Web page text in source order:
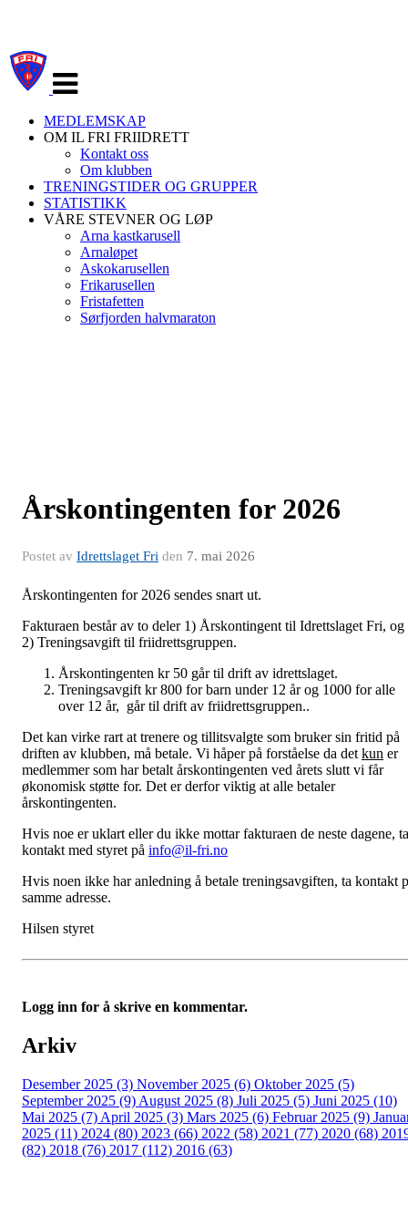
navigasjon
MEDLEMSKAP
OM IL FRI FRIIDRETT
Kontakt oss
Om klubben
TRENINGSTIDER OG GRUPPER
STATISTIKK
VÅRE STEVNER OG LØP
Arna kastkarusell
Arnaløpet
Askokarusellen
Frikarusellen
Fristafetten
Sørfjorden halvmaraton
Årskontingenten for 2026
Postet av Idrettslaget Fri den 7. mai 2026
Årskontingenten for 2026 sendes snart ut.
Fakturaen består av to deler 1) Årskontingent til Idrettslaget Fri, og
2) Treningsavgift til friidrettsgruppen.
Årskontingenten kr 50 går til drift av idrettslaget.
Treningsavgift kr 800 for barn under 12 år og 1000 for alle
over 12 år, går til drift av friidrettsgruppen..
Det kan virke rart at trenere og tillitsvalgte som bruker sin fritid på
driften av klubben, må betale. Vi håper på forståelse da det kun er
medlemmer som har betalt årskontingenten ved årets slutt vi får
økonomisk støtte for. Det er derfor viktig at alle betaler
årskontingenten.
Hvis noe er uklart eller du ikke mottar fakturaen de neste dagene, ta
kontakt med styret på info@il-fri.no
Hvis noen ikke har anledning å betale treningsavgiften, ta kontakt
samme adresse.
Hilsen styret
Logg inn for å skrive en kommentar.
Arkiv
Desember 2025 (3) November 2025 (6) Oktober 2025 (5)
September 2025 (9) August 2025 (8) Juli 2025 (5) Juni 2025 (10)
Mai 2025 (7) April 2025 (3) Mars 2025 (6) Februar 2025 (9)
2025 (11) 2024 (80) 2023 (66) 2022 (58) 2021 (77) 2020 (68)
(82) 2018 (76) 2017 (112) 2016 (63)